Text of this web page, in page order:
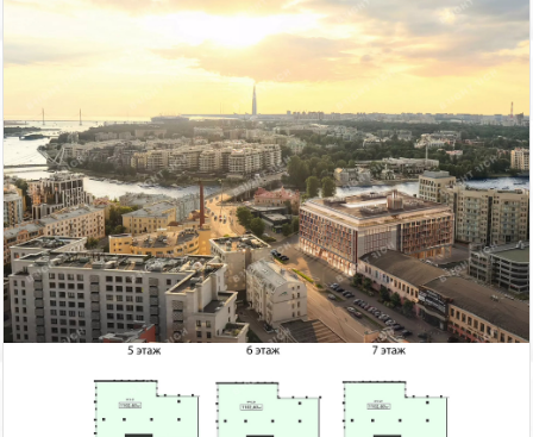
Всего на рынке Петербурга по итогам первого
полугодия 2022 года, представлены 4,6 тыс. юнитов,
из них 70% — сервисные апартаменты, 20% —
рекреационные объекты и 5% — несервисные и
элитные юниты. В предложении стали лидировать
рекреационные апартаменты.
Автор:Редактор сайта Дата:2 сентября 2022 г.
Итоги 2019 года в сегменте складской и
индустриальной недвижимости
Эксперты Knight Frank St Petersburg подвели итоги
2019 года в сегменте складской и индустриальной
недвижимости.
Автор:Мирзакаримова Камила Дата:28 января 2020 г.